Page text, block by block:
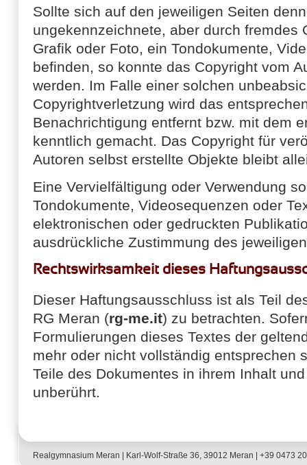
Sollte sich auf den jeweiligen Seiten
ungekennzeichnete, aber durch fremdes
Grafik oder Foto, ein Tondokumente,
befinden, so konnte das Copyright vom
werden. Im Falle einer solchen
Copyrightverletzung wird das
Benachrichtigung entfernt bzw. mit dem
kenntlich gemacht. Das Copyright für
Autoren selbst erstellte Objekte bleibt
Eine Vervielfältigung oder Verwendung
Tondokumente, Videosequenzen oder
elektronischen oder gedruckten
ausdrückliche Zustimmung des
Rechtswirksamkeit dieses
Dieser Haftungsausschluss ist als Teil
RG Meran (rg-me.it) zu betrachten.
Formulierungen dieses Textes der
mehr oder nicht vollständig entsprechen
Teile des Dokumentes in ihrem Inhalt
unberührt.
Realgymnasium Meran | Karl-Wolf-Straße 36, 39012 Meran | +39 0473